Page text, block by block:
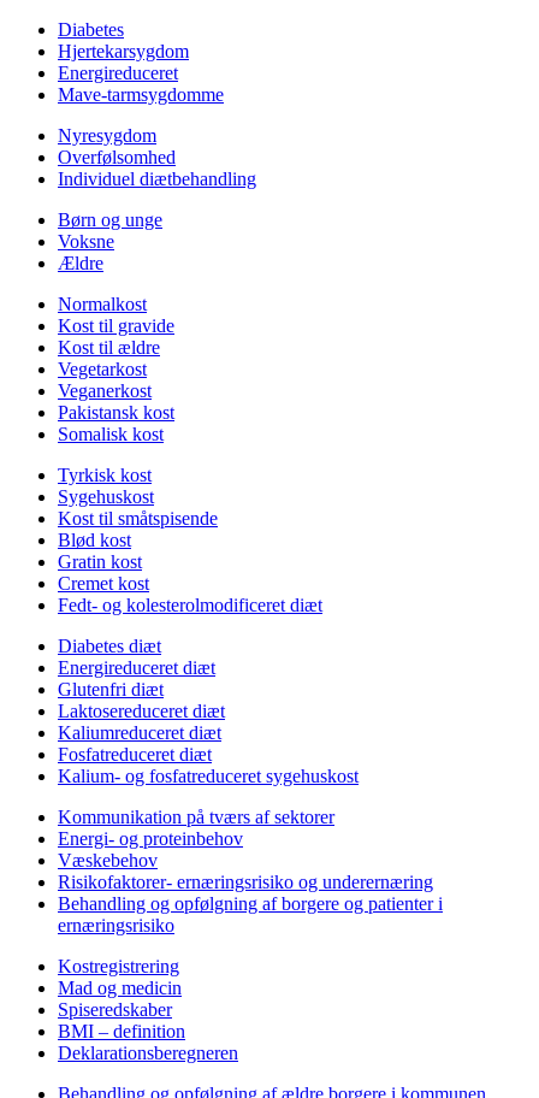
Diabetes
Hjertekarsygdom
Energireduceret
Mave-tarmsygdomme
Nyresygdom
Overfølsomhed
Individuel diætbehandling
Børn og unge
Voksne
Ældre
Normalkost
Kost til gravide
Kost til ældre
Vegetarkost
Veganerkost
Pakistansk kost
Somalisk kost
Tyrkisk kost
Sygehuskost
Kost til småtspisende
Blød kost
Gratin kost
Cremet kost
Fedt- og kolesterolmodificeret diæt
Diabetes diæt
Energireduceret diæt
Glutenfri diæt
Laktosereduceret diæt
Kaliumreduceret diæt
Fosfatreduceret diæt
Kalium- og fosfatreduceret sygehuskost
Kommunikation på tværs af sektorer
Energi- og proteinbehov
Væskebehov
Risikofaktorer- ernæringsrisiko og underernæring
Behandling og opfølgning af borgere og patienter i
ernæringsrisiko
Kostregistrering
Mad og medicin
Spiseredskaber
BMI – definition
Deklarationsberegneren
Behandling og opfølgning af ældre borgere i kommunen